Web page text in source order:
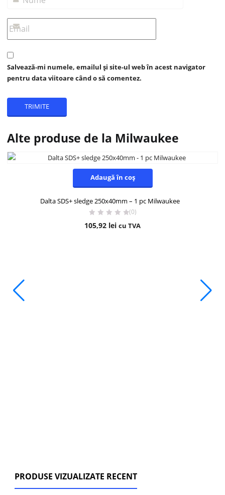
Salvează-mi numele, emailul și site-ul web în acest navigator
pentru data viitoare când o să comentez.
Alte produse de la Milwaukee
Adaugă în coș
Dalta SDS+ sledge 250x40mm – 1 pc Milwaukee
(0)
105,92 lei cu TVA
PRODUSE VIZUALIZATE RECENT